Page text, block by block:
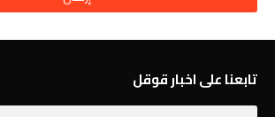
تابعنا على اخبار قوقل